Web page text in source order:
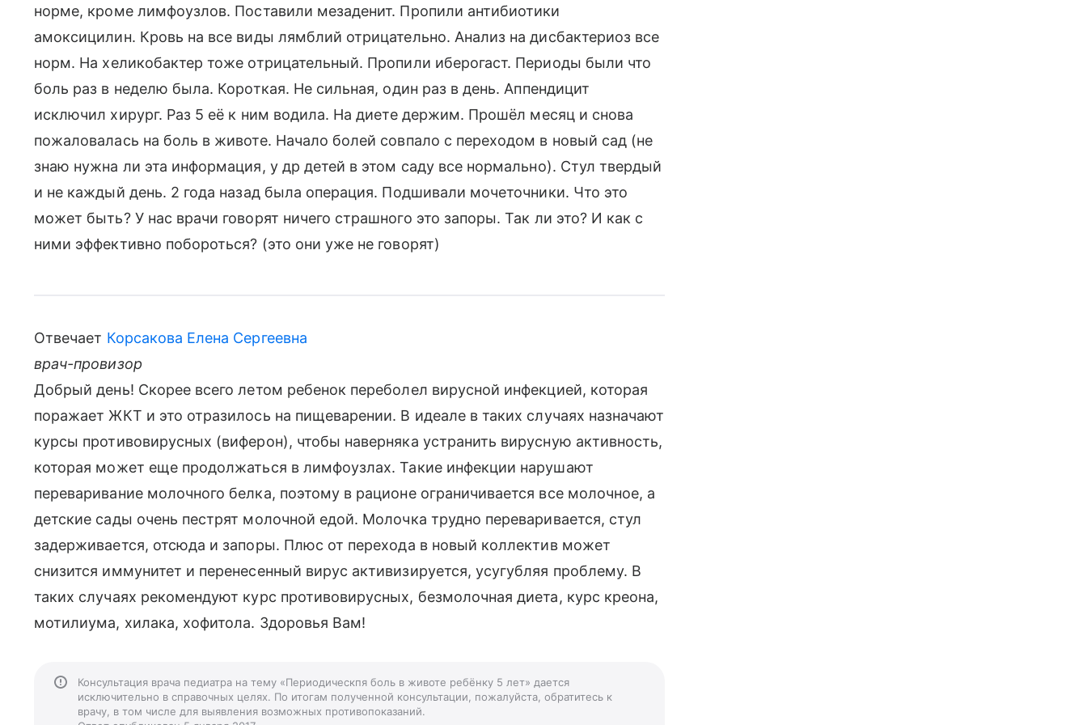
норме, кроме лимфоузлов. Поставили мезаденит. Пропили антибиотики
амоксицилин. Кровь на все виды лямблий отрицательно. Анализ на дисбактериоз все
норм. На хеликобактер тоже отрицательный. Пропили иберогаст. Периоды были что
боль раз в неделю была. Короткая. Не сильная, один раз в день. Аппендицит
исключил хирург. Раз 5 её к ним водила. На диете держим. Прошёл месяц и снова
пожаловалась на боль в животе. Начало болей совпало с переходом в новый сад (не
знаю нужна ли эта информация, у др детей в этом саду все нормально). Стул твердый
и не каждый день. 2 года назад была операция. Подшивали мочеточники. Что это
может быть? У нас врачи говорят ничего страшного это запоры. Так ли это? И как с
ними эффективно побороться? (это они уже не говорят)
Отвечает Корсакова Елена Сергеевна
врач-провизор
Добрый день! Скорее всего летом ребенок переболел вирусной инфекцией, которая
поражает ЖКТ и это отразилось на пищеварении. В идеале в таких случаях назначают
курсы противовирусных (виферон), чтобы наверняка устранить вирусную активность,
которая может еще продолжаться в лимфоузлах. Такие инфекции нарушают
переваривание молочного белка, поэтому в рационе ограничивается все молочное, а
детские сады очень пестрят молочной едой. Молочка трудно переваривается, стул
задерживается, отсюда и запоры. Плюс от перехода в новый коллектив может
снизится иммунитет и перенесенный вирус активизируется, усугубляя проблему. В
таких случаях рекомендуют курс противовирусных, безмолочная диета, курс креона,
мотилиума, хилака, хофитола. Здоровья Вам!
Консультация врача педиатра на тему «Периодическпя боль в животе ребёнку 5 лет» дается
исключительно в справочных целях. По итогам полученной консультации, пожалуйста, обратитесь к
врачу, в том числе для выявления возможных противопоказаний.